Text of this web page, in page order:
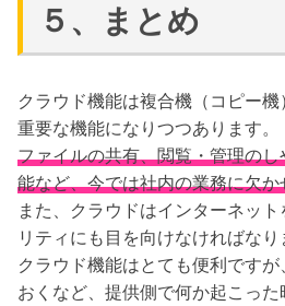
５、まとめ
クラウド機能は複合機（コピー
重要な機能になりつつあります。
ファイルの共有、閲覧・管理の
能など、今では社内の業務に欠か
また、クラウドはインターネッ
リティにも目を向けなければなり
クラウド機能はとても便利です
おくなど、提供側で何か起こっ